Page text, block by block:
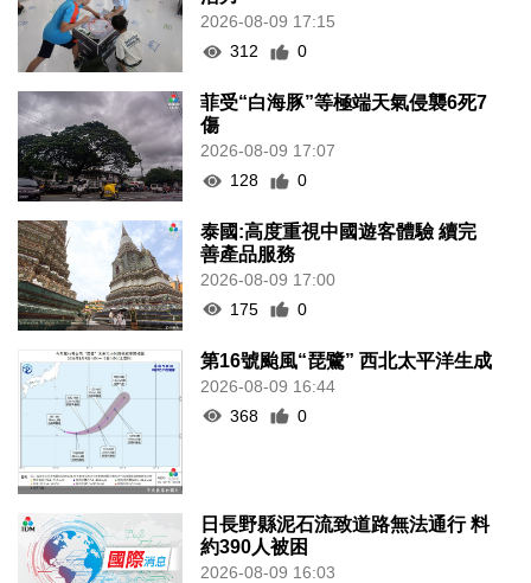
2026-08-09 17:15
312
0
菲受“白海豚”等極端天氣侵襲6死7
傷
2026-08-09 17:07
128
0
泰國:高度重視中國遊客體驗 續完
善產品服務
2026-08-09 17:00
175
0
第16號颱風“琵鷺” 西北太平洋生成
2026-08-09 16:44
368
0
日長野縣泥石流致道路無法通行 料
約390人被困
2026-08-09 16:03